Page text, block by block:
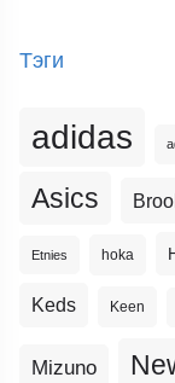
Тэги
adidas
Asics
Etnies hoka
Keds Keen
Mizuno